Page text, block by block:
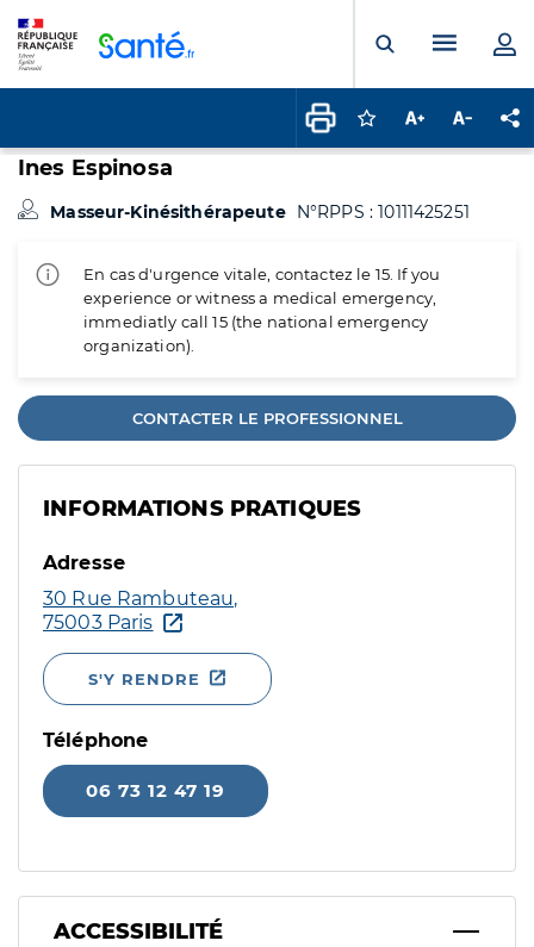
Ouvrir laMenu
Connectez-vous
Augmenter la
Ines Espinosa
Masseur-Kinésithérapeute N°RPPS : 10111425251
En cas d'urgence vitale, contactez le 15. If you
experience or witness a medical emergency,
immediatly call 15 (the national emergency
organization).
CONTACTER LE PROFESSIONNEL
INFORMATIONS PRATIQUES
Adresse
30 Rue Rambuteau,
75003 Paris
S'Y RENDRE
Téléphone
06 73 12 47 19
ACCESSIBILITÉ